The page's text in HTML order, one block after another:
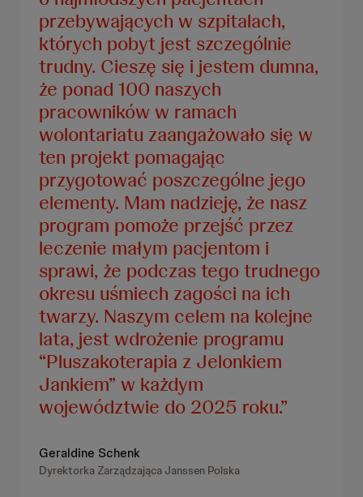
przebywających w szpitalach,
których pobyt jest szczególnie
trudny. Cieszę się i jestem dumna,
że ponad 100 naszych
pracowników w ramach
wolontariatu zaangażowało się w
ten projekt pomagając
przygotować poszczególne jego
elementy. Mam nadzieję, że nasz
program pomoże przejść przez
leczenie małym pacjentom i
sprawi, że podczas tego trudnego
okresu uśmiech zagości na ich
twarzy. Naszym celem na kolejne
lata, jest wdrożenie programu
“Pluszakoterapia z Jelonkiem
Jankiem” w każdym
województwie do 2025 roku.
Geraldine Schenk
Dyrektorka Zarządzająca Janssen Polska